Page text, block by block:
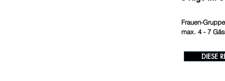
Frauen-
max. 4 - 7
DIESE